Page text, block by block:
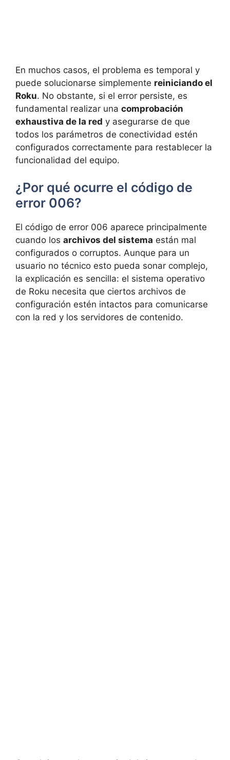
En muchos casos, el problema es temporal y
puede solucionarse simplemente reiniciando el
Roku. No obstante, si el error persiste, es
fundamental realizar una comprobación
exhaustiva de la red y asegurarse de que
todos los parámetros de conectividad estén
configurados correctamente para restablecer la
funcionalidad del equipo.
¿Por qué ocurre el código de
error 006?
El código de error 006 aparece principalmente
cuando los archivos del sistema están mal
configurados o corruptos. Aunque para un
usuario no técnico esto pueda sonar complejo,
la explicación es sencilla: el sistema operativo
de Roku necesita que ciertos archivos de
configuración estén intactos para comunicarse
con la red y los servidores de contenido.